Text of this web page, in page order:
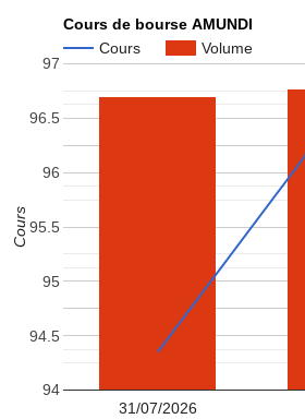
Cours de bourse AMUNDI
Cours
Volume
31/07/2026
94
94.5
95
95.5
96
96.5
97
Cours